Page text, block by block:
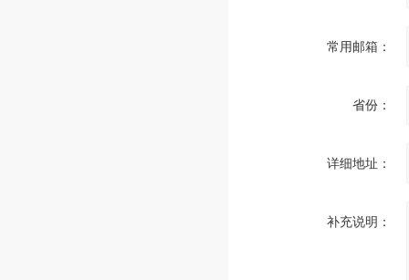
常用邮箱：
省份：
详细地址：
补充说明：